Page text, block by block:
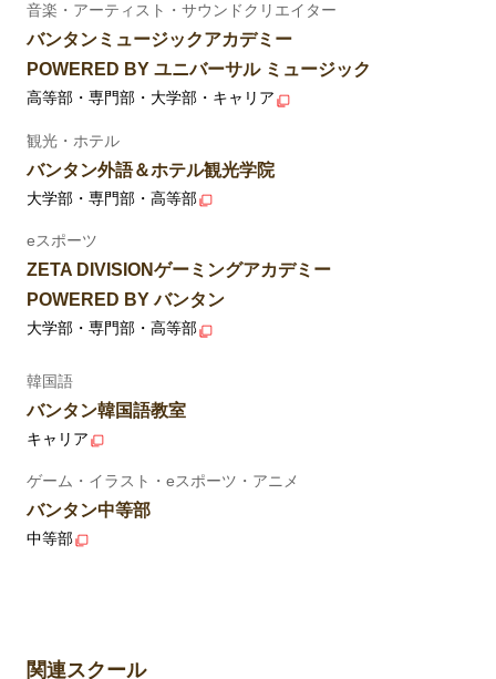
音楽・アーティスト・サウンドクリエイター
バンタンミュージックアカデミー
POWERED BY ユニバーサル ミュージック
高等部・専門部・大学部・キャリア
観光・ホテル
バンタン外語＆ホテル観光学院
大学部・専門部・高等部
eスポーツ
ZETA DIVISIONゲーミングアカデミー
POWERED BY バンタン
大学部・専門部・高等部
韓国語
バンタン韓国語教室
キャリア
ゲーム・イラスト・eスポーツ・アニメ
バンタン中等部
中等部
関連スクール